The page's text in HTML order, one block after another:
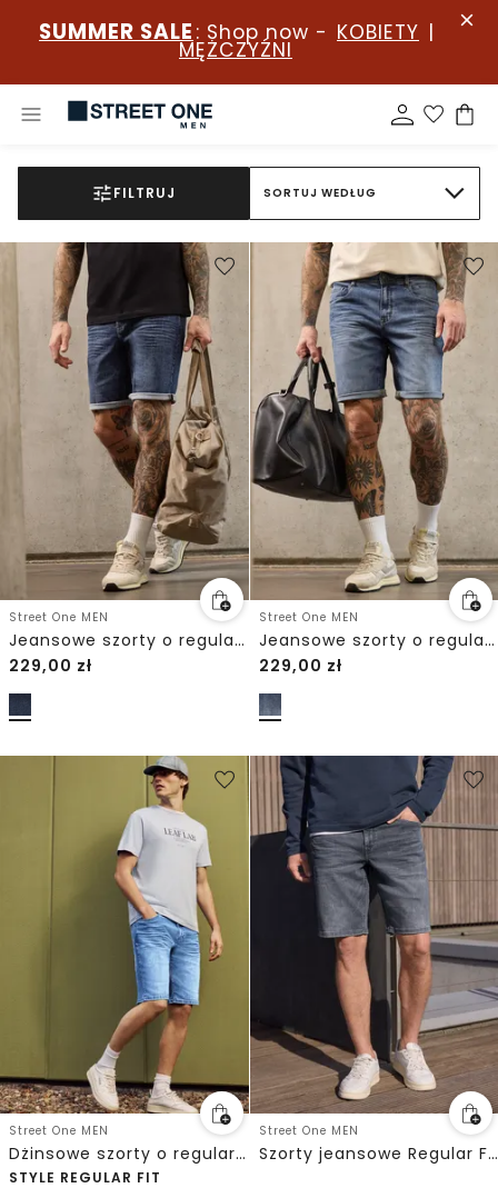
SUMMER SALE : Shop now - KOBIETY |
MĘŻCZYŹNI
FILTRUJ SORTUJ WEDŁUG
Street One MEN
Jeansowe szorty o regularnym kroju
229,00 zł
Street One MEN
Jeansowe szorty o regularnym kroju
229,00 zł
Street One MEN
Dżinsowe szorty o regularnym kroju
STYLE REGULAR FIT
Street One MEN
Szorty jeansowe Regular Fit